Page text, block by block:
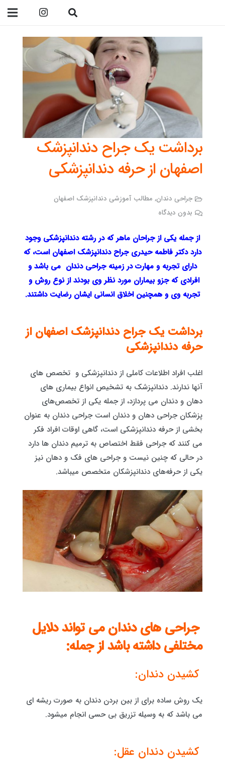
برداشت یک جراح دندانپزشک
اصفهان از حرفه دندانپزشکی
جراحی دندان, مطالب آموزشی دندانپزشک اصفهان
بدون دیدگاه
از جمله یکی از جراحان ماهر که در رشته دندانپزشکی وجود
دارد دکتر فاطمه حیدری جراح دندانپزشک اصفهان است، که
دارای تجربه و مهارت در زمینه جراحی دندان می باشد و
افرادی که جزو بیماران مورد نظر وی بودند از نوع روش و
تجربه وی و همچنین اخلاق انسانی ایشان رضایت داشتند.
برداشت یک جراح دندانپزشک اصفهان از
حرفه دندانپزشکی
اغلب افراد اطلاعات کاملی از دندانپزشکی و تخصص های
آنها ندارند. دندانپزشک به تشخیص انواع بیماری های
دهان و دندان می پردازد، از جمله یکی از تخصص‌های
پزشکان جراحی دهان و دندان است جراحی دندان به عنوان
بخشی از حرفه دندانپزشکی است، گاهی اوقات افراد فکر
می کنند که جراحی فقط اختصاص به ترمیم دندان ها دارد
در حالی که چنین نیست و جراحی های فک و دهان نیز
یکی از حرفه‌های دندانپزشکان متخصص میباشد.
جراحی های دندان می تواند دلایل
مختلفی داشته باشد از جمله:
کشیدن دندان:
یک روش ساده برای از بین بردن دندان به صورت ریشه ای
می باشد که به وسیله تزریق بی حسی انجام میشود.
کشیدن دندان عقل: